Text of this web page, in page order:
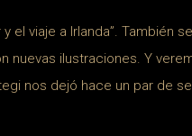
el viaje a Irlanda”. También
nuevas ilustraciones. Y
nos dejó hace un par de